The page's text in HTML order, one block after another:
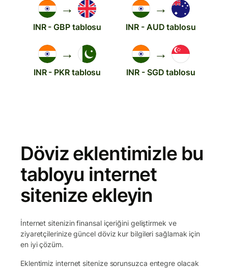
→
INR - GBP tablosu
→
INR - AUD tablosu
→
INR - PKR tablosu
→
INR - SGD tablosu
Döviz eklentimizle bu
tabloyu internet
sitenize ekleyin
İnternet sitenizin finansal içeriğini geliştirmek ve
ziyaretçilerinize güncel döviz kur bilgileri sağlamak için
en iyi çözüm.
Eklentimiz internet sitenize sorunsuzca entegre olacak